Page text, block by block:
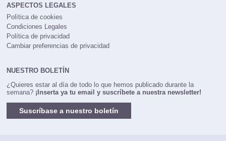
ASPECTOS LEGALES
Política de cookies
Condiciones Legales
Política de privacidad
Cambiar preferencias de privacidad
NUESTRO BOLETÍN
¿Quieres estar al día de todo lo que hemos publicado durante la
semana? ¡Inserta ya tu email y suscríbete a nuestra newsletter!
Suscríbase a nuestro boletín